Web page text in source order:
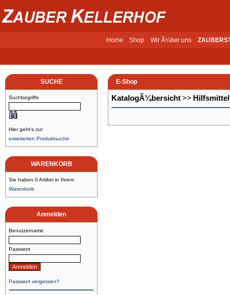
Home Shop Wir Ã¼ber uns
SUCHE
Suchbegriffe
Hier geht's zur
erweiterten Produktsuche
WARENKORB
Sie haben 0 Artikel in Ihrem
Warenkorb
Anmelden
Benutzername
Passwort
Passwort vergessen?
E-Shop
KatalogÃ¼bersicht>>